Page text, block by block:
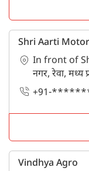
Shri Aarti
In front of
नगर, रेवा, मध्य
+91-
Vindhya Agro